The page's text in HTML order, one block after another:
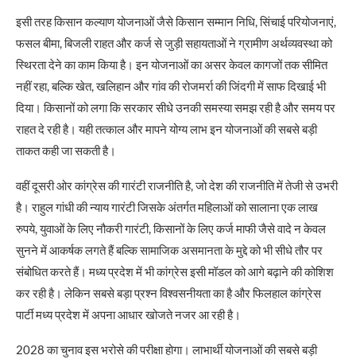
इसी तरह किसान कल्याण योजनाओं जैसे किसान सम्मान निधि, सिंचाई परियोजनाएं,
फसल बीमा, बिजली राहत और कर्ज से जुड़ी सहायताओं ने ग्रामीण अर्थव्यवस्था को
स्थिरता देने का काम किया है। इन योजनाओं का असर केवल कागजों तक सीमित
नहीं रहा, बल्कि खेत, खलिहान और गांव की रोजमर्रा की जिंदगी में साफ दिखाई भी
दिया। किसानों को लगा कि सरकार सीधे उनकी समस्या समझ रही है और समय पर
राहत दे रही है। यही तत्काल और मापने योग्य लाभ इन योजनाओं की सबसे बड़ी
ताकत कही जा सकती है।
वहीं दूसरी ओर कांग्रेस की गारंटी राजनीति है, जो देश की राजनीति में तेजी से उभरी
है। राहुल गांधी की न्याय गारंटी जिसके अंतर्गत महिलाओं को सालाना एक लाख
रुपये, युवाओं के लिए नौकरी गारंटी, किसानों के लिए कर्ज माफी जैसे वादे न केवल
सुनने में आकर्षक लगते हैं बल्कि सामाजिक असमानता के मुद्दे को भी सीधे तौर पर
संबोधित करते हैं। मध्य प्रदेश में भी कांग्रेस इसी मॉडल को आगे बढ़ाने की कोशिश
कर रही है। लेकिन सबसे बड़ा प्रश्न विश्वसनीयता का है और फिलहाल कांग्रेस
पार्टी मध्य प्रदेश में अपना आधार खोजते नजर आ रही है।
2028 का चुनाव इस भरोसे की परीक्षा होगा। लाभार्थी योजनाओं की सबसे बड़ी